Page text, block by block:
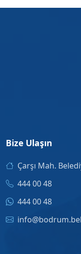
Bize Ulaşın
Çarşı Mah.
444 00 48
444 00 48